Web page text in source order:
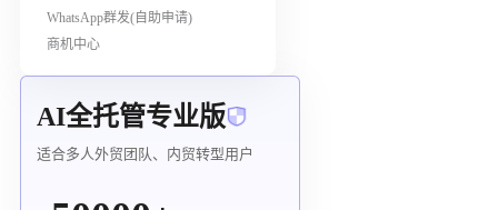
WhatsApp群发(自助申请)
商机中心
AI全托管专业版
适合多人外贸团队、内贸转型用户